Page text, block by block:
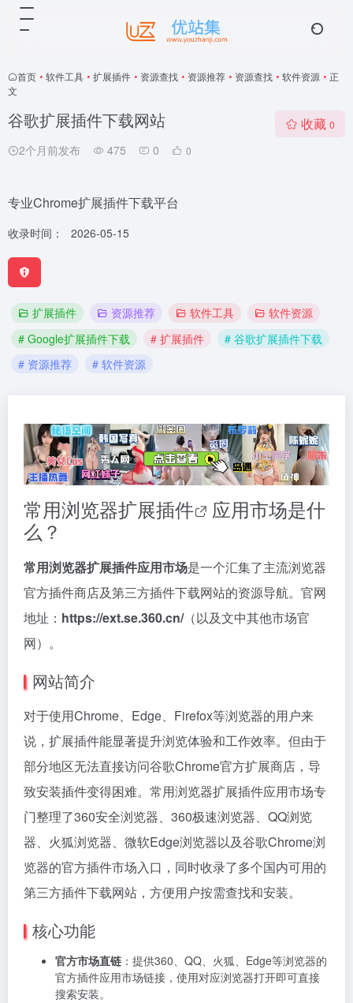
首页 • 软件工具 • 扩展插件 • 资源查找 • 资源推荐 • 资源查找 • 软件资源 • 正
文
谷歌扩展插件下载网站
2个月前发布 475 0 0
收藏 0
专业Chrome扩展插件下载平台
收录时间： 2026-05-15
扩展插件 资源推荐 软件工具
软件资源
# Google扩展插件下载
# 扩展插件
# 谷歌扩展插件下载
# 资源推荐
# 软件资源
常用浏览器扩展插件
应用市场是什
么？
常用浏览器扩展插件应用市场是一个汇集了主流浏览器
官方插件商店及第三方插件下载网站的资源导航。官网
地址： https://ext.se.360.cn/（以及文中其他市场官
网）。
网站简介
对于使用Chrome、Edge、Firefox等浏览器的用户来
说，扩展插件能显著提升浏览体验和工作效率。但由于
部分地区无法直接访问谷歌Chrome官方扩展商店，导
致安装插件变得困难。常用浏览器扩展插件应用市场专
门整理了360安全浏览器、360极速浏览器、QQ浏览
器、火狐浏览器、微软Edge浏览器以及谷歌Chrome浏
览器的官方插件市场入口，同时收录了多个国内可用的
第三方插件下载网站，方便用户按需查找和安装。
核心功能
官方市场直链 ：提供360、QQ、火狐、Edge等浏览器的
官方插件应用市场链接，使用对应浏览器打开即可直接
搜索安装。